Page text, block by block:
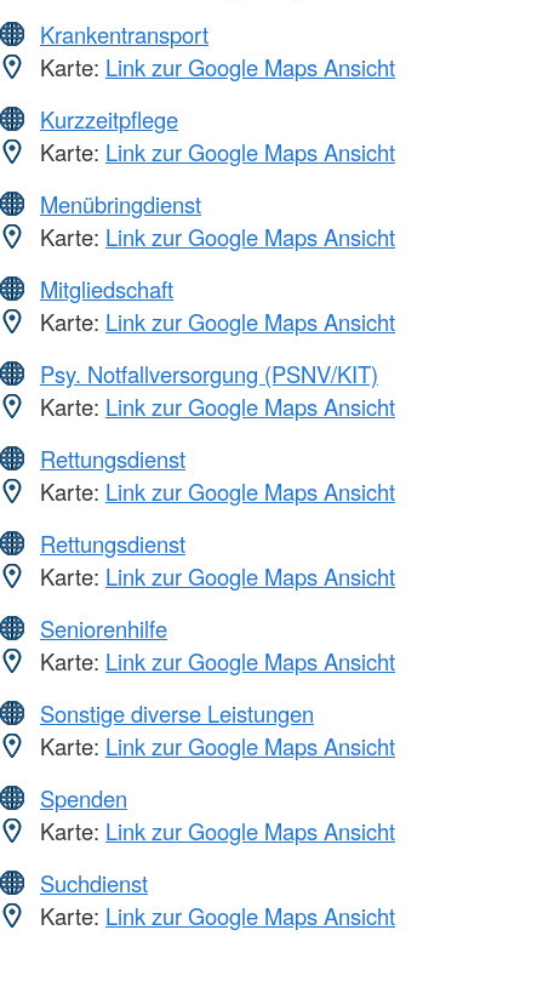
Krankentransport
Karte: Link zur Google Maps Ansicht
Kurzzeitpflege
Karte: Link zur Google Maps Ansicht
Menübringdienst
Karte: Link zur Google Maps Ansicht
Mitgliedschaft
Karte: Link zur Google Maps Ansicht
Psy. Notfallversorgung (PSNV/KIT)
Karte: Link zur Google Maps Ansicht
Rettungsdienst
Karte: Link zur Google Maps Ansicht
Rettungsdienst
Karte: Link zur Google Maps Ansicht
Seniorenhilfe
Karte: Link zur Google Maps Ansicht
Sonstige diverse Leistungen
Karte: Link zur Google Maps Ansicht
Spenden
Karte: Link zur Google Maps Ansicht
Suchdienst
Karte: Link zur Google Maps Ansicht